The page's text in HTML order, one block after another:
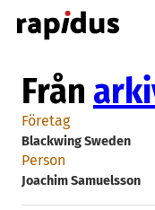
Hoppa
till
Från
Företag
Blackwing Sweden
Person
Joachim Samuelsson